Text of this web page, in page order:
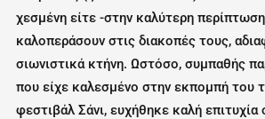
χεσμένη είτε -στην καλύτερη
καλοπεράσουν στις διακοπές τους,
σιωνιστικά κτήνη. Ωστόσο, συμπαθής
που είχε καλεσμένο στην εκπομπή του
φεστιβάλ Σάνι, ευχήθηκε καλή επιτυχία